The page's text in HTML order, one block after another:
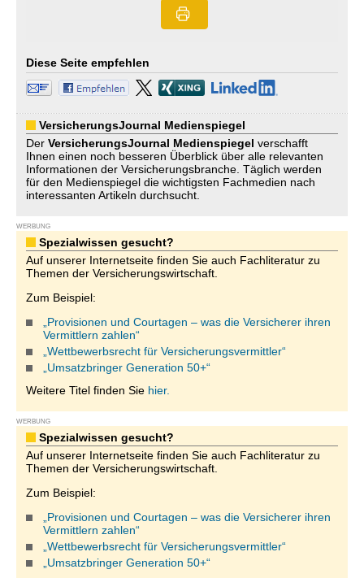
Diese Seite empfehlen
VersicherungsJournal Medienspiegel
Der VersicherungsJournal Medienspiegel verschafft
Ihnen einen noch besseren Überblick über alle relevanten
Informationen der Versicherungsbranche. Täglich werden
für den Medienspiegel die wichtigsten Fachmedien nach
interessanten Artikeln durchsucht.
WERBUNG
Spezialwissen gesucht?
Auf unserer Internetseite finden Sie auch Fachliteratur zu
Themen der Versicherungswirtschaft.
Zum Beispiel:
„Provisionen und Courtagen – was die Versicherer ihren
Vermittlern zahlen“
„Wettbewerbsrecht für Versicherungsvermittler“
„Umsatzbringer Generation 50+“
Weitere Titel finden Sie hier.
WERBUNG
Spezialwissen gesucht?
Auf unserer Internetseite finden Sie auch Fachliteratur zu
Themen der Versicherungswirtschaft.
Zum Beispiel:
„Provisionen und Courtagen – was die Versicherer ihren
Vermittlern zahlen“
„Wettbewerbsrecht für Versicherungsvermittler“
„Umsatzbringer Generation 50+“